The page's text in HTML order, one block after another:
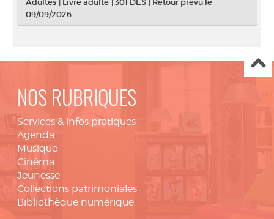
Adultes | Livre adulte |301 DES | Retour prévu le
09/09/2026
NOS RUBRIQUES
Services & infos pratiques
Agenda
Musique
Cinéma
Jeunesse
Collections patrimoniales
Bibliothèque numérique